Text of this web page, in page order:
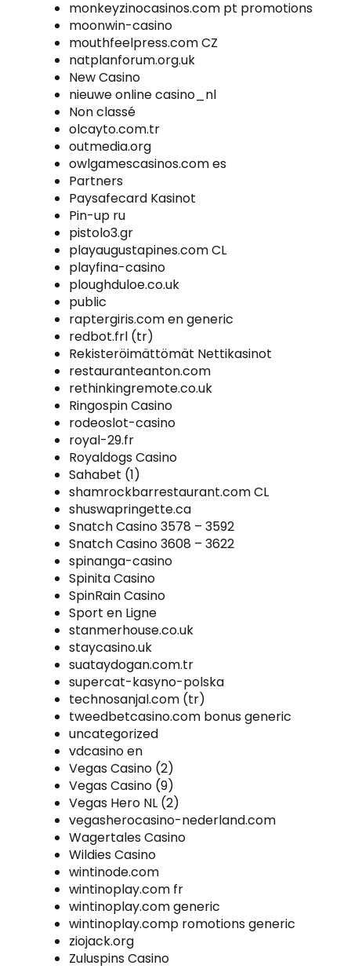
monkeyzinocasinos.com pt promotions
moonwin-casino
mouthfeelpress.com CZ
natplanforum.org.uk
New Casino
nieuwe online casino_nl
Non classé
olcayto.com.tr
outmedia.org
owlgamescasinos.com es
Partners
Paysafecard Kasinot
Pin-up ru
pistolo3.gr
playaugustapines.com CL
playfina-casino
ploughduloe.co.uk
public
raptergiris.com en generic
redbot.frl (tr)
Rekisteröimättömät Nettikasinot
restauranteanton.com
rethinkingremote.co.uk
Ringospin Casino
rodeoslot-casino
royal-29.fr
Royaldogs Casino
Sahabet (1)
shamrockbarrestaurant.com CL
shuswapringette.ca
Snatch Casino 3578 – 3592
Snatch Casino 3608 – 3622
spinanga-casino
Spinita Casino
SpinRain Casino
Sport en Ligne
stanmerhouse.co.uk
staycasino.uk
suataydogan.com.tr
supercat-kasyno-polska
technosanjal.com (tr)
tweedbetcasino.com bonus generic
uncategorized
vdcasino en
Vegas Casino (2)
Vegas Casino (9)
Vegas Hero NL (2)
vegasherocasino-nederland.com
Wagertales Casino
Wildies Casino
wintinode.com
wintinoplay.com fr
wintinoplay.com generic
wintinoplay.comp romotions generic
ziojack.org
Zuluspins Casino